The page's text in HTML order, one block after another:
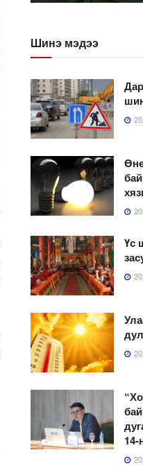
Шинэ мэдээ
Үс